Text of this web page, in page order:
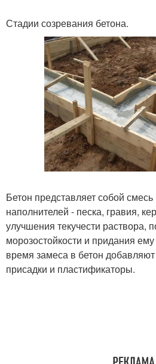
Стадии созревания бетона.
Бетон представляет собой
наполнителей - песка, гравия,
улучшения текучести раствора,
морозостойкости и придания
время замеса в бетон
присадки и пластификаторы.